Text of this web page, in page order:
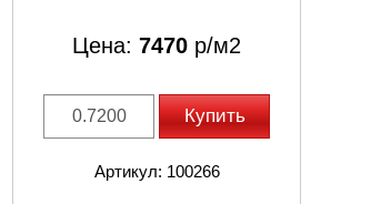
Цена: 7470 р/м2
Купить
Артикул: 100266